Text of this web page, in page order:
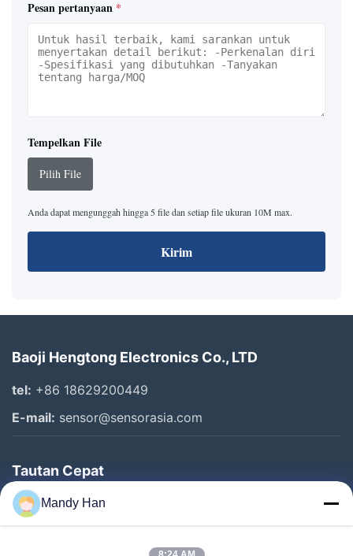
Pesan pertanyaan *
Tempelkan File
Pilih File
Anda dapat mengunggah hingga 5 file dan setiap file ukuran 10M max.
Kirim
Baoji Hengtong Electronics Co., LTD
tel: +86 18629200449
E-mail: sensor@sensorasia.com
Tautan Cepat
Rumah
Produk
Mandy Han